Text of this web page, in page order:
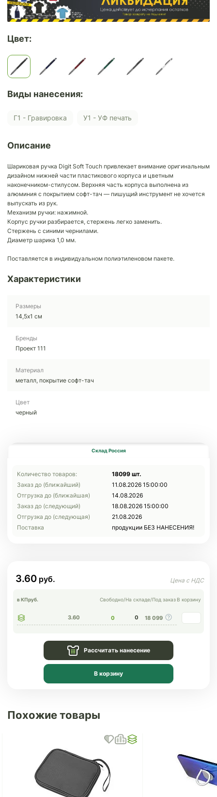
Цвет:
Виды нанесения:
Г1 - Гравировка У1 - УФ печать
Описание
Шариковая ручка Digit Soft Touch привлекает внимание оригинальным
дизайном нижней части пластикового корпуса и цветным
наконечником-стилусом. Верхняя часть корпуса выполнена из
алюминия с покрытием софт-тач — пишущий инструмент не хочется
выпускать из рук.
Механизм ручки: нажимной.
Корпус ручки разбирается, стержень легко заменить.
Стержень с синими чернилами.
Диаметр шарика 1,0 мм.
Поставляется в индивидуальном полиэтиленовом пакете.
Характеристики
Размеры
14,5х1 см
Бренды
Проект 111
Материал
металл, покрытие софт-тач
Цвет
черный
Склад Россия
Количество товаров:
18099 шт.
Заказ до (ближайший)
11.08.2026 15:00:00
Отгрузка до (ближайшая)
14.08.2026
Заказ до (следующий)
18.08.2026 15:00:00
Отгрузка до (следующая)
21.08.2026
Поставка
продукции БЕЗ НАНЕСЕНИЯ!
3.60
в КПруб. Свободно/На складе/Под заказ В корзину
3.60 0 0 18 099
Рассчитать нанесение
В корзину
Похожие товары